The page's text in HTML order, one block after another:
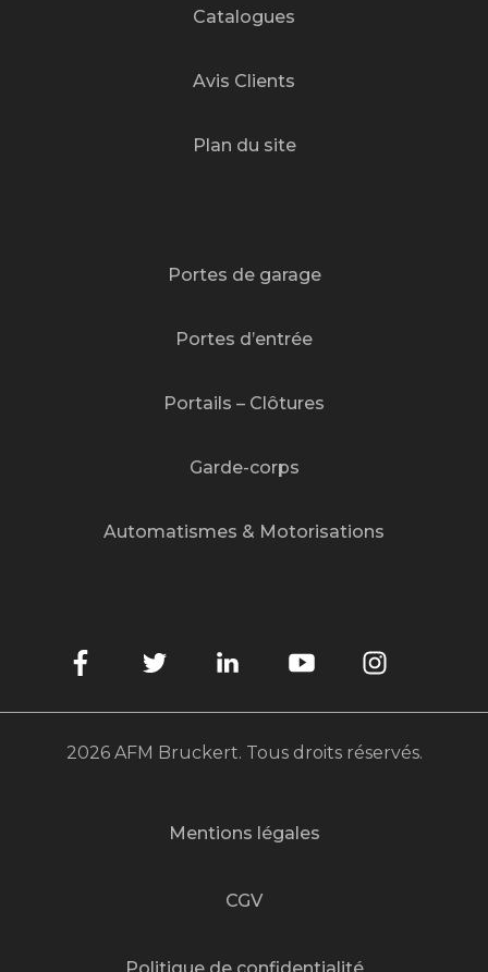
Catalogues
Avis Clients
Plan du site
Portes de garage
Portes d’entrée
Portails – Clôtures
Garde-corps
Automatismes & Motorisations
2026 AFM Bruckert. Tous droits réservés.
Mentions légales
CGV